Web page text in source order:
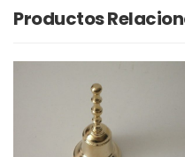
Productos